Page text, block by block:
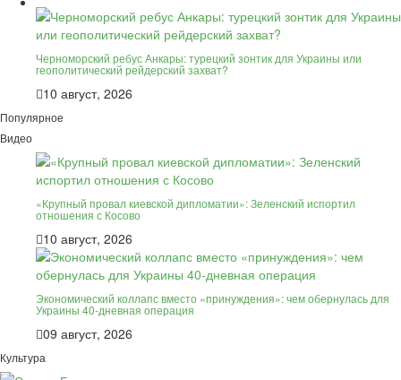
Черноморский ребус Анкары: турецкий зонтик для Украины или
геополитический рейдерский захват?
10 август, 2026
Популярное
Видео
«Крупный провал киевской дипломатии»: Зеленский испортил
отношения с Косово
10 август, 2026
Экономический коллапс вместо «принуждения»: чем обернулась для
Украины 40-дневная операция
09 август, 2026
Культура